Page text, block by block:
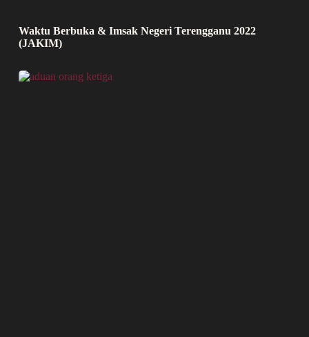
Waktu Berbuka & Imsak Negeri Terengganu 2022
(JAKIM)